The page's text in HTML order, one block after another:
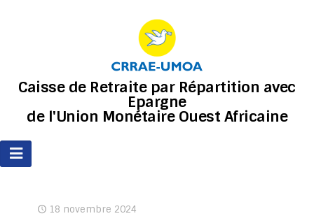
Caisse de Retraite par Répartition avec
Epargne
de l'Union Monétaire Ouest Africaine
18 novembre 2024